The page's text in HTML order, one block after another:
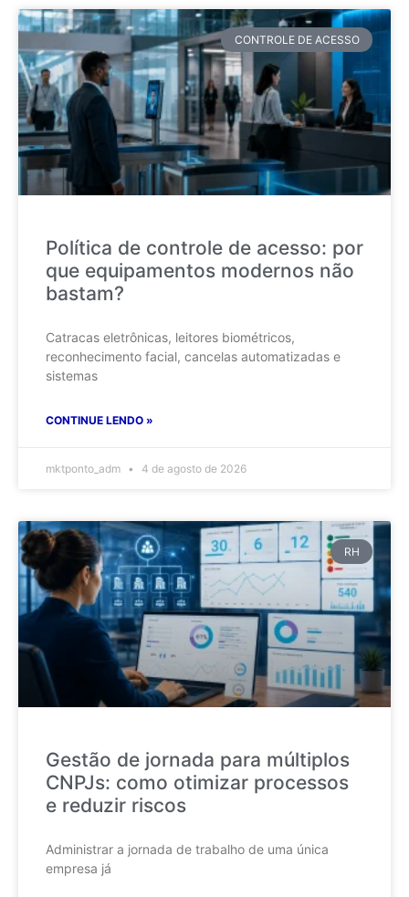
CONTROLE DE ACESSO
Política de controle de acesso: por
que equipamentos modernos não
bastam?
Catracas eletrônicas, leitores biométricos,
reconhecimento facial, cancelas automatizadas e
sistemas
CONTINUE LENDO »
mktponto_adm 4 de agosto de 2026
RH
Gestão de jornada para múltiplos
CNPJs: como otimizar processos
e reduzir riscos
Administrar a jornada de trabalho de uma única
empresa já